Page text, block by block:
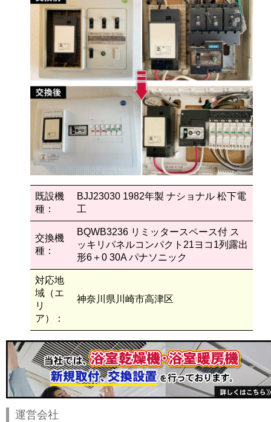
既設機
種：
BJJ23030 1982年製 ナショナル 松下電
工
交換機
種：
BQWB3236 リミッタースペース付 ス
ッキリパネルコンパクト21ヨコ1列露出
形6＋0 30A パナソニック
対応地
域（エ
リ
ア）：
神奈川県川崎市高津区
運営会社